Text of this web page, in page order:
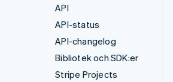
API
API-status
API-changelog
Bibliotek och SDK:er
Stripe Projects